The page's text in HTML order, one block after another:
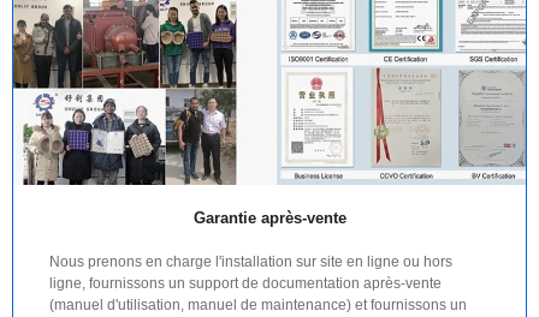
Garantie après-vente
Nous prenons en charge l'installation sur site en ligne ou hors
ligne, fournissons un support de documentation après-vente
(manuel d'utilisation, manuel de maintenance) et fournissons un